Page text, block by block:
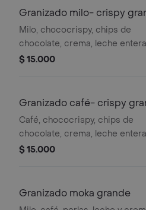
Granizado milo- crispy
Milo, chococrispy, chips de
chocolate, crema, leche
perlas. .
$ 15.000
Granizado café- crispy
Café, chococrispy, chips de
chocolate, crema, leche
perlas.
$ 15.000
Granizado moka grande